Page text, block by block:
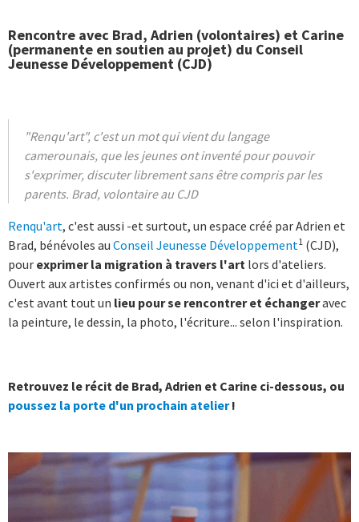
Rencontre avec Brad, Adrien (volontaires) et Carine
(permanente en soutien au projet) du Conseil
Jeunesse Développement (CJD)
"Renqu'art", c'est un mot qui vient du langage
camerounais, que les jeunes ont inventé pour pouvoir
s'exprimer, discuter librement sans être compris par les
parents. Brad, volontaire au CJD
Renqu'art, c'est aussi -et surtout, un espace créé par Adrien et
Brad, bénévoles au Conseil Jeunesse Développement1 (CJD),
pour exprimer la migration à travers l'art lors d'ateliers.
Ouvert aux artistes confirmés ou non, venant d'ici et d'ailleurs,
c'est avant tout un lieu pourse rencontrer et échangeravec
la peinture, le dessin, la photo, l'écriture... selon l'inspiration.
Retrouvez le récit de Brad, Adrien et Carine ci-dessous, ou
poussez la porte d'un prochain atelier!